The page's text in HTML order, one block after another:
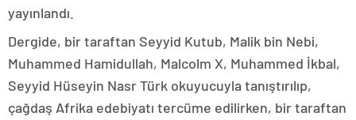
yayınlandı.
Dergide, bir taraftan Seyyid Kutub, Malik bin Nebi,
Muhammed Hamidullah, Malcolm X, Muhammed İkbal,
Seyyid Hüseyin Nasr Türk okuyucuyla tanıştırılıp,
çağdaş Afrika edebiyatı tercüme edilirken, bir taraftan